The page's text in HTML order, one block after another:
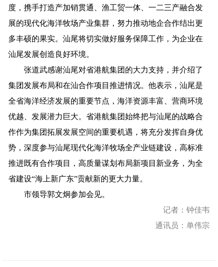
度，携手打造产加销贯通、渔工贸一体、一二三产融合发
展的现代化海洋牧场产业集群 ，努力推动地企合作结出更
多丰硕的果实。汕尾将切实做好服务保障工作，为企业在
汕尾发展创造良好环境。
张道武感谢汕尾对省港航集团的大力支持 ，并介绍了
集团 发展布局和在汕合作项目推进情况。他表示，汕尾是
全省海洋经济发展的重要节点 ，海洋资源丰富 、营商环境
优越
发展潜力 巨大。省港航集团始终把与汕尾的战略合
作作为集团拓展发展空间的重要机遇，将充分发挥自身优
势，深度参与汕尾现代化海洋牧场全产业链建设 ，高标准
推进既有合作项目，高质量谋划布局新项目新业务， 为全
省建设“海上新广东”贡献新的更大力量。
市领导郭文炯参加会见。
记者：钟佳韦
通讯员：单伟宗